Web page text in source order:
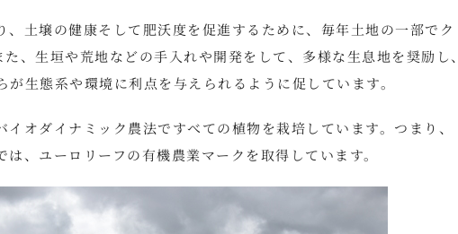
土壌の健康そして肥沃度を促進するために、毎年土地の一部でク
、生垣や荒地などの手入れや開発をして、多様な生息地を奨励し、
生態系や環境に利点を与えられるように促しています。
オダイナミック農法ですべての植物を栽培しています。つまり、
、ユーロリーフの有機農業マークを取得しています。